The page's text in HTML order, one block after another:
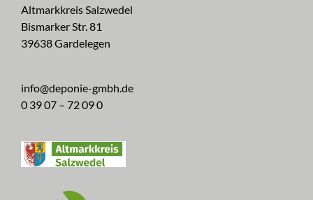
Altmarkkreis Salzwedel
Bismarker Str. 81
39638 Gardelegen
info@deponie-gmbh.de
0 39 07 – 72 09 0